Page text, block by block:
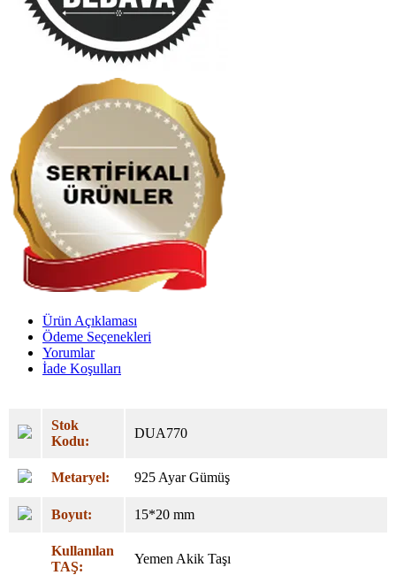
Ürün Açıklaması
Ödeme Seçenekleri
Yorumlar
İade Koşulları
Stok
Kodu:
DUA770
Metaryel: 925 Ayar Gümüş
Boyut: 15*20 mm
Kullanılan
TAŞ:
Yemen Akik Taşı